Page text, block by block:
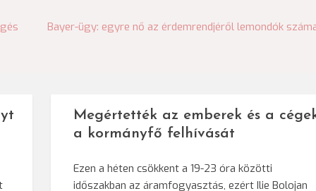
Bayer-ügy: egyre nő az érdemrendjéről lemondók
Megértették az emberek és a
a kormányfő felhívását
Ezen a héten csökkent a 19-23 óra közötti
időszakban az áramfogyasztás, ezért Ilie Bolojan